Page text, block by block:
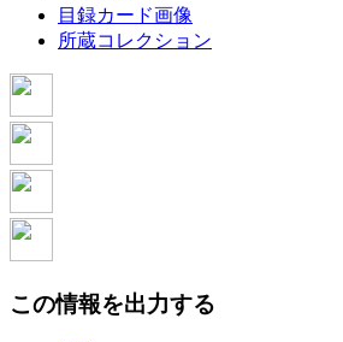
目録カード画像
所蔵コレクション
この情報を出力する